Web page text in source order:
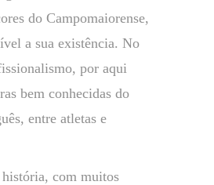
do Campomaiorense,
a sua existência. No
por aqui
bem conhecidas do
entre atletas e
história, com muitos